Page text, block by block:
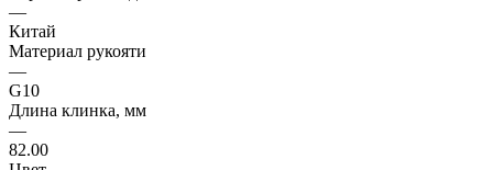
—
Китай
Материал рукояти
—
G10
Длина клинка, мм
—
82.00